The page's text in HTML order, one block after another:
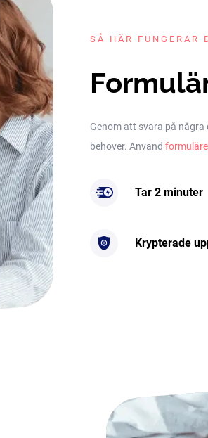
SÅ HÄR FUNGERAR
Genom att svara på
behöver. Använd
Tar 2 minuter
Krypterade